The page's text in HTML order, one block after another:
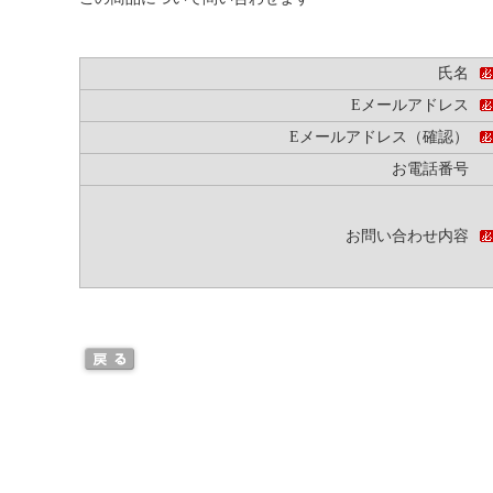
氏名
Eメールアドレス
Eメールアドレス（確認）
お電話番号
お問い合わせ内容